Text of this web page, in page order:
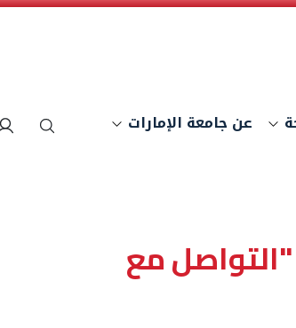
عن جامعة الإمارات
مع